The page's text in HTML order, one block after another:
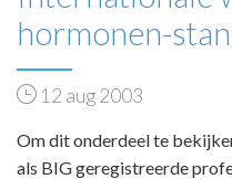
hormonen-
12 aug 2003
Om dit onderdeel te
als BIG geregistreerde